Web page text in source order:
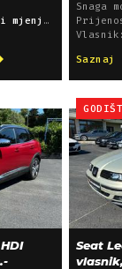
mjenjač
Snaga
Saznaj
Seat